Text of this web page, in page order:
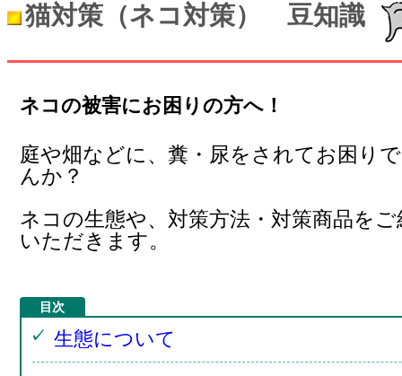
猫対策（ネコ対策） 豆知識
ネコの被害にお困りの方へ！
庭や畑などに、糞・尿をされてお困り
んか？
ネコの生態や、対策方法・対策商品を
いただきます。
生態について